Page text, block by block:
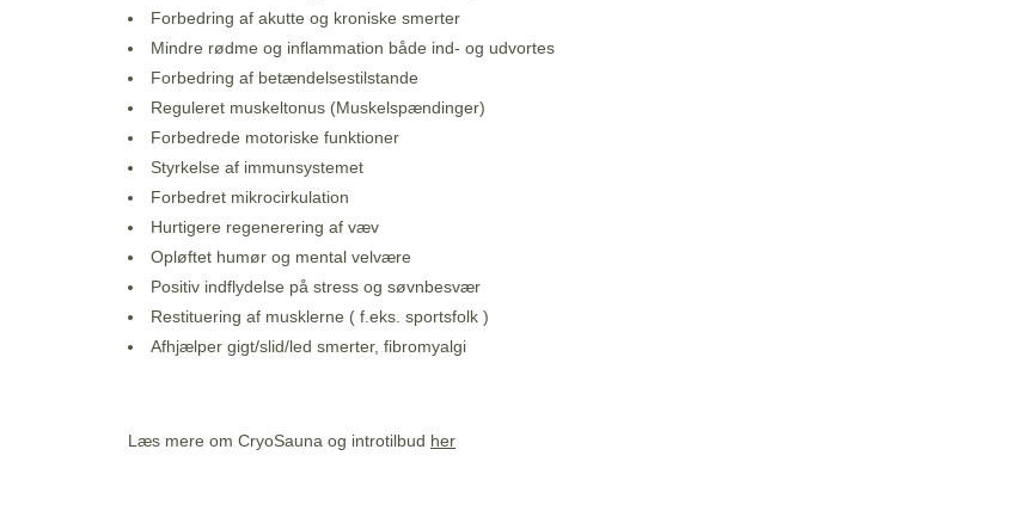
Forbedring af akutte og kroniske smerter
Mindre rødme og inflammation både ind- og udvortes
Forbedring af betændelsestilstande
Reguleret muskeltonus (Muskelspændinger)
Forbedrede motoriske funktioner
Styrkelse af immunsystemet
Forbedret mikrocirkulation
Hurtigere regenerering af væv
Opløftet humør og mental velvære
Positiv indflydelse på stress og søvnbesvær
Restituering af musklerne ( f.eks. sportsfolk )
Afhjælper gigt/slid/led smerter, fibromyalgi
Læs mere om CryoSauna og introtilbud her